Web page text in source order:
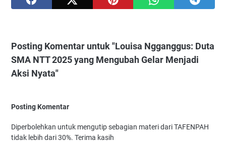
Posting Komentar untuk "Louisa Ngganggus: Duta
SMA NTT 2025 yang Mengubah Gelar Menjadi
Aksi Nyata"
Posting Komentar
Diperbolehkan untuk mengutip sebagian materi dari TAFENPAH
tidak lebih dari 30%. Terima kasih